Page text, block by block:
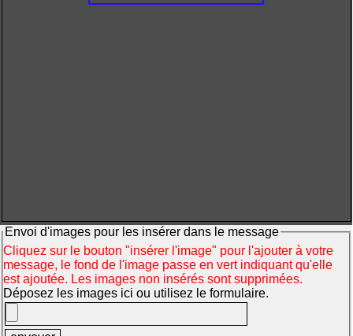
Envoi d'images pour les insérer dans le message
Cliquez sur le bouton "insérer l'image" pour l'ajouter à votre
message, le fond de l'image passe en vert indiquant qu'elle
est ajoutée. Les images non insérés sont supprimées.
Déposez les images ici ou utilisez le formulaire.